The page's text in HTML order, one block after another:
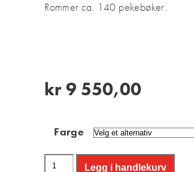
Rommer ca. 140 pekebøker.
kr9 550,00
Farge
Legg i handlekurv